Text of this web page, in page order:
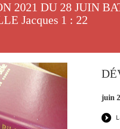
taime.mp3 http://
content/uploads/2018/06/
http://www.lafoiapostolique.org/wp-
http://www.lafoiapostolique.org/wp-
2021 DU 28 JUIN
Jacques 1 : 22
juin